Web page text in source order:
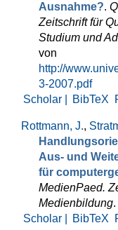
Ausnahme?.
Zeitschrift für
Studium und
von
http://
3-2007.pdf
Scholar |
BibTeX
Rottmann, J.,
Aus- und
für
MedienPaed.
Medienbildung.
Scholar |
BibTeX